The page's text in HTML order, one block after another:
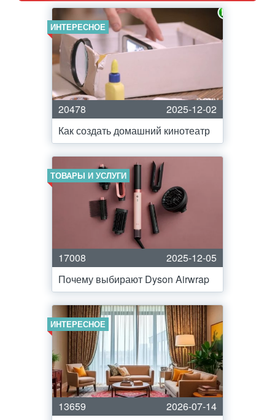
ИНТЕРЕСНОЕ
20478
2025-12-02
Как создать домашний кинотеатр
ТОВАРЫ И УСЛУГИ
17008
2025-12-05
Почему выбирают Dyson Airwrap
ИНТЕРЕСНОЕ
13659
2026-07-14